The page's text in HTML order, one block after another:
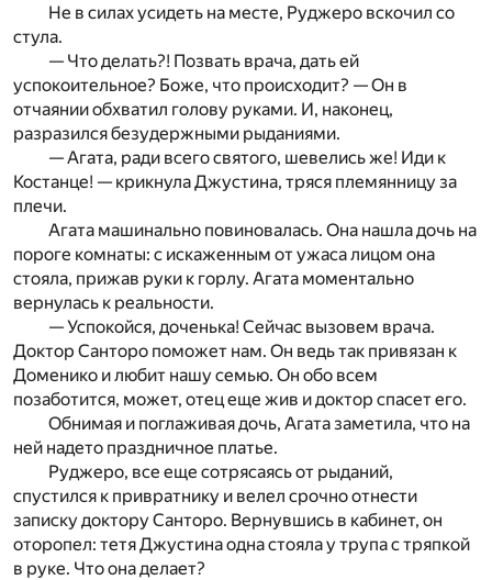
Не в силах усидеть на месте, Руджеро вскочил со
стула.
— Что делать?! Позвать врача, дать ей
успокоительное? Боже, что происходит? — Он в
отчаянии обхватил голову руками. И, наконец,
разразился безудержными рыданиями.
— Агата, ради всего святого, шевелись же! Иди к
Костанце! — крикнула Джустина, тряся племянницу за
плечи.
Агата машинально повиновалась. Она нашла дочь на
пороге комнаты: с искаженным от ужаса лицом она
стояла, прижав руки к горлу. Агата моментально
вернулась к реальности.
— Успокойся, доченька! Сейчас вызовем врача.
Доктор Санторо поможет нам. Он ведь так привязан к
Доменико и любит нашу семью. Он обо всем
позаботится, может, отец еще жив и доктор спасет его.
Обнимая и поглаживая дочь, Агата заметила, что на
ней надето праздничное платье.
Руджеро, все еще сотрясаясь от рыданий,
спустился к привратнику и велел срочно отнести
записку доктору Санторо. Вернувшись в кабинет, он
оторопел: тетя Джустина одна стояла у трупа с тряпкой
в руке. Что она делает?